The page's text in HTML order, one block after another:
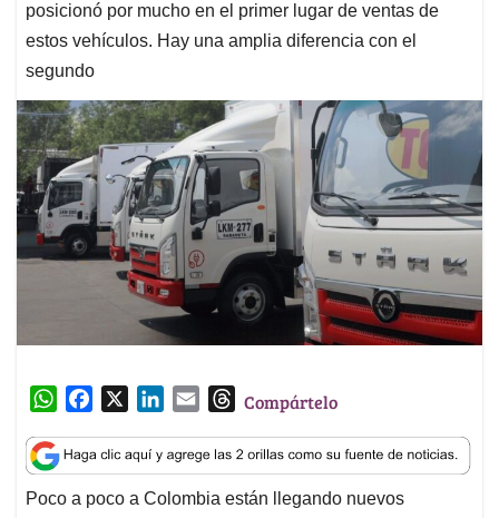
posicionó por mucho en el primer lugar de ventas de
estos vehículos. Hay una amplia diferencia con el
segundo
W
a
t
s
c
e
b
n
k
e
a
i
l
T
r
e
a
Compártelo
Poco a poco a Colombia están llegando nuevos